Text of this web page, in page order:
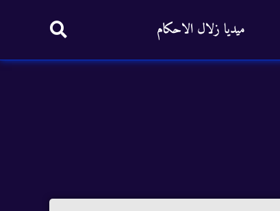
ميديا زلال الاحكام